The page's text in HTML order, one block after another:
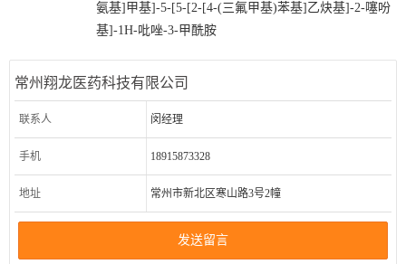
氨基]甲基]-5-[5-[2-[4-(三氟甲基)苯基]乙炔基]-2-噻吩
基]-1H-吡唑-3-甲酰胺
常州翔龙医药科技有限公司
联系人 闵经理
手机 18915873328
地址 常州市新北区寒山路3号2幢
发送留言